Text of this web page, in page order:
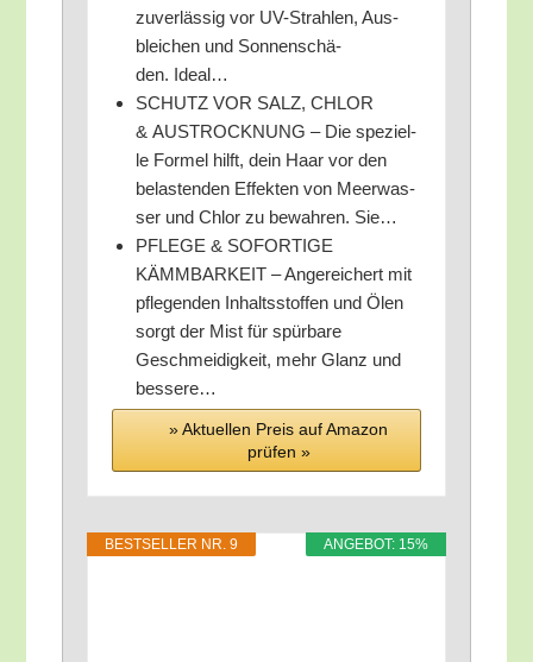
zuver­läs­sig vor UV-Strah­len, Aus­
blei­chen und Son­nen­schä­
den. Ideal…
SCHUTZ VOR SALZ, CHLOR
& AUSTROCKNUNG – Die spe­zi­el­
le For­mel hilft, dein Haar vor den
belas­ten­den Effek­ten von Meer­was­
ser und Chlor zu bewah­ren. Sie…
PFLEGE & SOFORTIGE
KÄMMBARKEIT – Ange­rei­chert mit
pfle­gen­den Inhalts­stof­fen und Ölen
sorgt der Mist für spür­ba­re
Geschmei­dig­keit, mehr Glanz und
bessere…
» Aktu­el­len Preis auf Ama­zon
prü­fen »
ANGE­BOT: 15%
BEST­SEL­LER NR. 9